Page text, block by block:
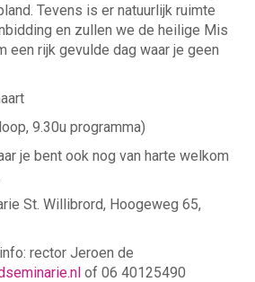
Tevens is er natuurlijk ruimte
en zullen we de heilige Mis
een rijk gevulde dag waar je geen
9.30u programma)
je bent ook nog van harte welkom
St. Willibrord, Hoogeweg 65,
rector Jeroen de
of 06 40125490